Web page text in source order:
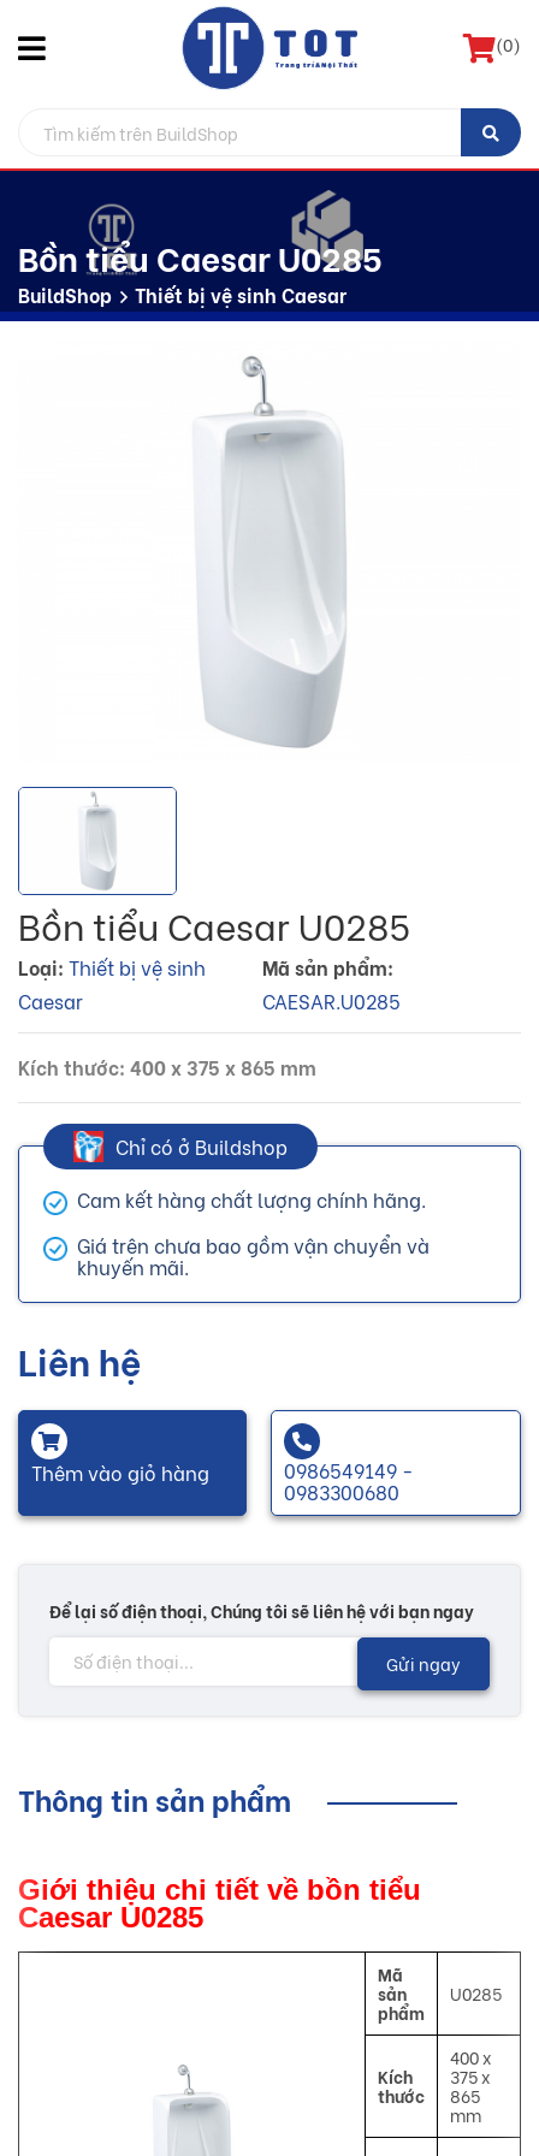
(0)
Bồn tiểu Caesar U0285
BuildShop Thiết bị vệ sinh Caesar
Bồn tiểu Caesar U0285
Loại: Thiết bị vệ sinh
Caesar
Mã sản phẩm:
CAESAR.U0285
Kích thước: 400 x 375 x 865 mm
Chỉ có ở Buildshop
Cam kết hàng chất lượng chính hãng.
Giá trên chưa bao gồm vận chuyển và
khuyến mãi.
Liên hệ
Thêm vào giỏ hàng 0986549149 -
0983300680
Để lại số điện thoại, Chúng tôi sẽ liên hệ với bạn ngay
Gửi ngay
Thông tin sản phẩm
Giới thiệu chi tiết về bồn tiểu
Caesar U0285
Mã
sản
phẩm
U0285
Kích
thước
400 x
375 x
865
mm